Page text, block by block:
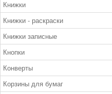
Книжки
Книжки - раскраски
Книжки записные
Кнопки
Конверты
Корзины для бумаг